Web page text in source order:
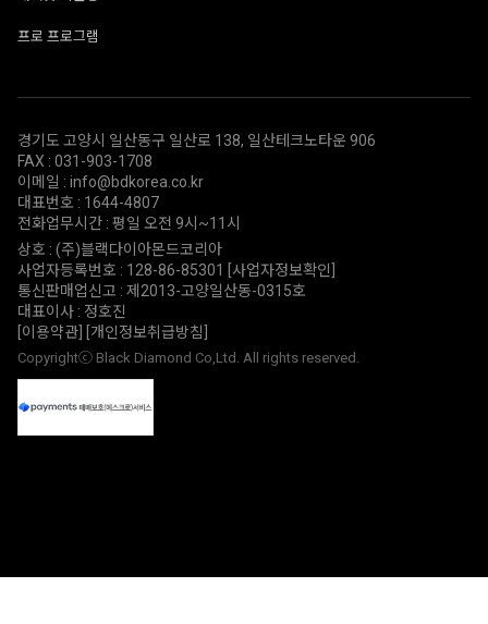
프로 프로그램
경기도 고양시 일산동구 일산로 138, 일산테크노타운 906
FAX : 031-903-1708
이메일 : info@bdkorea.co.kr
대표번호 : 1644-4807
전화업무시간 : 평일 오전 9시~11시
상호 : (주)블랙다이아몬드코리아
사업자등록번호 : 128-86-85301
[사업자정보확인]
통신판매업신고 : 제2013-고양일산동-0315호
대표이사 : 정호진
[이용약관]
[개인정보취급방침]
Copyrightⓒ Black Diamond Co,Ltd. All rights reserved.